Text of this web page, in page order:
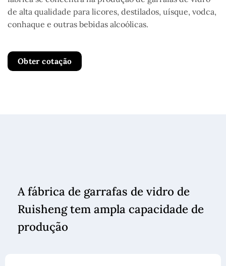
de alta qualidade para licores, destilados, uísque, vodca,
conhaque e outras bebidas alcoólicas.
Obter cotação
A fábrica de garrafas de vidro de
Ruisheng tem ampla capacidade de
produção